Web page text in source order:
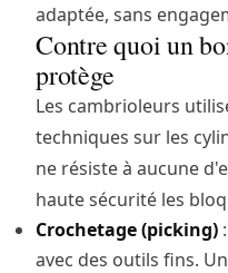
adaptée, sans
Contre quoi un
protège
Les cambrioleurs
techniques sur les
ne résiste à aucune
haute sécurité les
Crochetage (picking)
avec des outils fins.